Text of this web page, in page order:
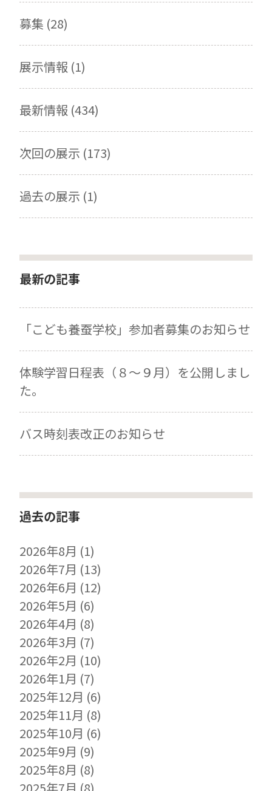
募集 (28)
展示情報 (1)
最新情報 (434)
次回の展示 (173)
過去の展示 (1)
最新の記事
「こども養蚕学校」参加者募集のお知らせ
体験学習日程表（８～９月）を公開しまし
た。
バス時刻表改正のお知らせ
過去の記事
2026年8月 (1)
2026年7月 (13)
2026年6月 (12)
2026年5月 (6)
2026年4月 (8)
2026年3月 (7)
2026年2月 (10)
2026年1月 (7)
2025年12月 (6)
2025年11月 (8)
2025年10月 (6)
2025年9月 (9)
2025年8月 (8)